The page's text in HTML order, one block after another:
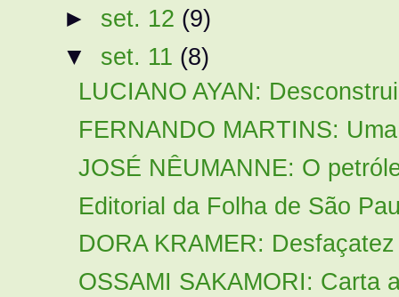
► set. 12 (9)
▼ set. 11 (8)
LUCIANO AYAN:
FERNANDO MARTINS:
JOSÉ NÊUMANNE: O
Editorial da Folha de São
DORA KRAMER:
OSSAMI SAKAMORI: Carta